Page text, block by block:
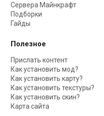
Сервера Майнкрафт
Подборки
Гайды
Полезное
Прислать контент
Как установить мод?
Как установить карту?
Как установить текстуры?
Как установить скин?
Карта сайта